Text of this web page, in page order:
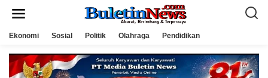
Ekonomi Sosial Politik Olahraga Pendidikan